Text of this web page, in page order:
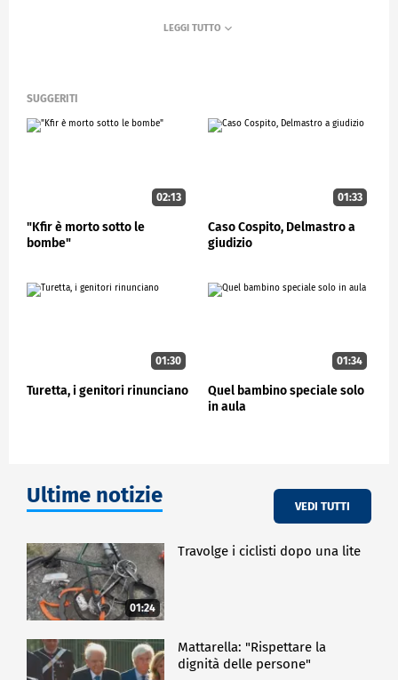
SUGGERITI
02:13
"Kfir è morto sotto le
bombe"
01:33
Caso Cospito, Delmastro a
giudizio
01:30
Turetta, i genitori rinunciano
01:34
Quel bambino speciale solo
in aula
Ultime notizie VEDI TUTTI
01:24
Travolge i ciclisti dopo una lite
Mattarella: "Rispettare la
dignità delle persone"